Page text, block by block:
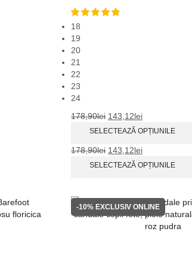
18
19
20
21
22
23
24
178,90lei 143,12lei
SELECTEAZĂ OPȚIUNILE
178,90lei 143,12lei
SELECTEAZĂ OPȚIUNILE
-10% EXCLUSIV ONLINE